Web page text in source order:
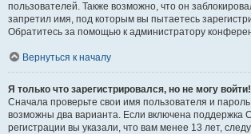
пользователей. Также возможно, что он
запретил имя, под которым вы пытаетесь
Обратитесь за помощью к администратору
Вернуться к началу
Я только что зарегистрировался, но не могу войти!
Сначала проверьте свои имя пользователя и
возможны два варианта. Если включена поддержка
регистрации вы указали, что вам менее 13 лет,